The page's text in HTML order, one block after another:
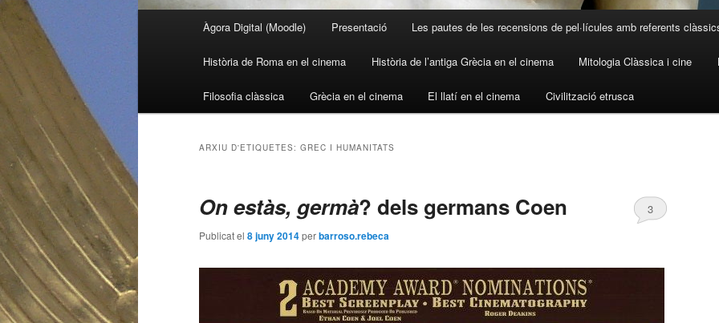
Aneu
al
principal
Aneu
al
secundari
Àgora Digital (Moodle) Presentació Les pautes de les recensions de pel·lícules amb referents
Història de Roma en el cinema Història de l’antiga Grècia en el cinema Mitologia Clàssica i cine
Filosofia clàssica Grècia en el cinema El llatí en el cinema Civilització etrusca
ARXIU D'ETIQUETES: GREC I HUMANITATS
On estàs, germà? dels germans Coen
Publicat el 8 juny 2014perbarroso.rebeca
3